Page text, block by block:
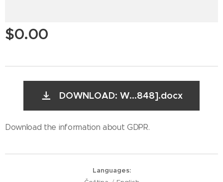
$0.00
DOWNLOAD: W...848].docx
Download the information about GDPR.
Languages